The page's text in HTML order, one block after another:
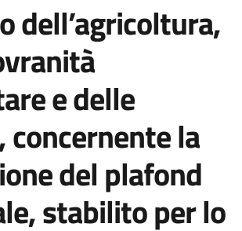
dell’agricoltura,
e delle
la
del plafond
stabilito per lo